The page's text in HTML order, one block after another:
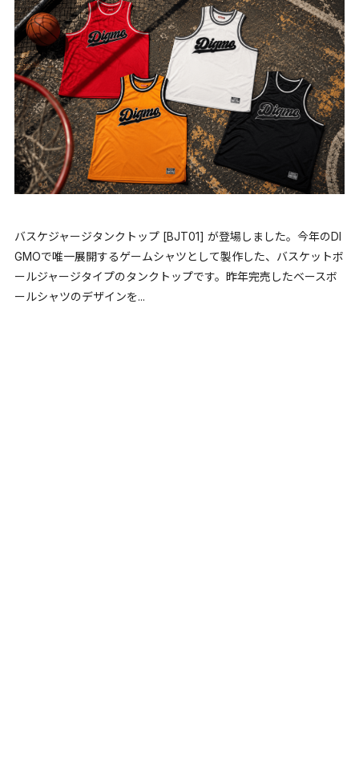
バスケジャージタンクトップ [BJT01] が登場しました。今年のDI
GMOで唯一展開するゲームシャツとして製作した、バスケットボ
ールジャージタイプのタンクトップです。昨年完売したベースボ
ールシャツのデザインを...